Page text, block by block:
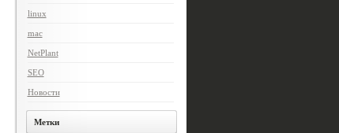
linux
mac
NetPlant
SEO
Новости
Метки